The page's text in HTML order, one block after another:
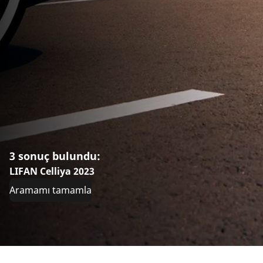
3 sonuç bulundu:
LIFAN Celliya 2023
Aramamı tamamla